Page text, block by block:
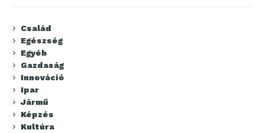
Család
Egészség
Egyéb
Gazdaság
Innováció
Ipar
Jármű
Képzés
Kultúra